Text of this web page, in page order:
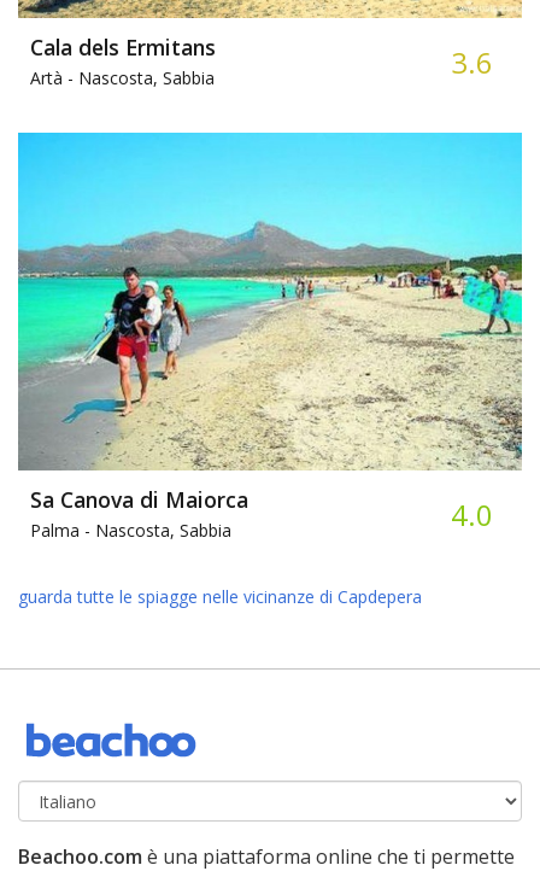
Cala dels Ermitans
Artà - Nascosta, Sabbia 3.6
Sa Canova di Maiorca
Palma - Nascosta, Sabbia 4.0
guarda tutte le spiagge nelle vicinanze di Capdepera
Beachoo.com è una piattaforma online che ti permette